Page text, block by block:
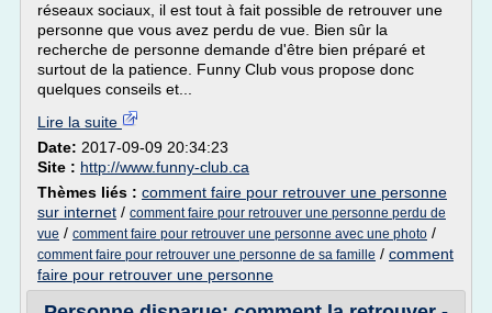
réseaux sociaux, il est tout à fait possible de retrouver une
personne que vous avez perdu de vue. Bien sûr la
recherche de personne demande d'être bien préparé et
surtout de la patience. Funny Club vous propose donc
quelques conseils et...
Lire la suite
Date: 2017-09-09 20:34:23
Site : http://www.funny-club.ca
Thèmes liés : comment faire pour retrouver une personne
sur internet / comment faire pour retrouver une personne perdu de
vue / comment faire pour retrouver une personne avec une photo /
comment faire pour retrouver une personne de sa famille / comment
faire pour retrouver une personne